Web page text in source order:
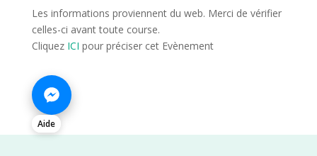
Les informations proviennent du web. Merci de vérifier
celles-ci avant toute course.
Cliquez ICI pour préciser cet Evènement
Aide